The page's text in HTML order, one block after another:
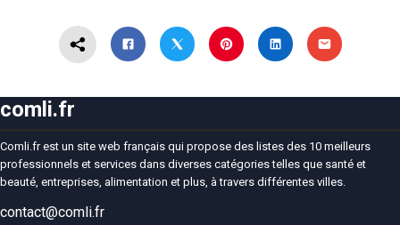
comli.fr
Comli.fr est un site web français qui propose des listes des 10 meilleurs
professionnels et services dans diverses catégories telles que santé et
beauté, entreprises, alimentation et plus, à travers différentes villes.
contact@comli.fr